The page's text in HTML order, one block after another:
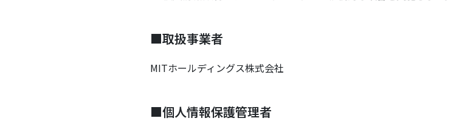
■取扱事業者
MITホールディングス株式会社
■個人情報保護管理者